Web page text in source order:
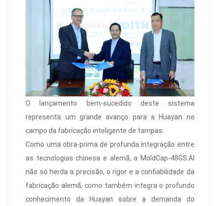
O lançamento bem-sucedido deste sistema
representa um grande avanço para a Huayan no
campo da fabricação inteligente de tampas.
Como uma obra-prima de profunda integração entre
as tecnologias chinesa e alemã, a MoldCap-48GS.AI
não só herda a precisão, o rigor e a confiabilidade da
fabricação alemã, como também integra o profundo
conhecimento da Huayan sobre a demanda do